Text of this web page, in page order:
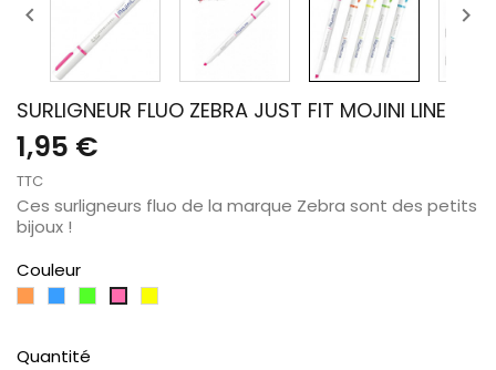
 
SURLIGNEUR FLUO ZEBRA JUST FIT MOJINI LINE
1,95 €
TTC
Ces surligneurs fluo de la marque Zebra sont des petits
bijoux !
Couleur
VertRose
Quantité